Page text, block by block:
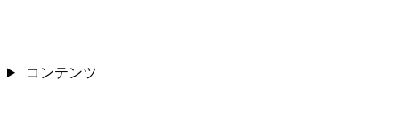
コンテンツ